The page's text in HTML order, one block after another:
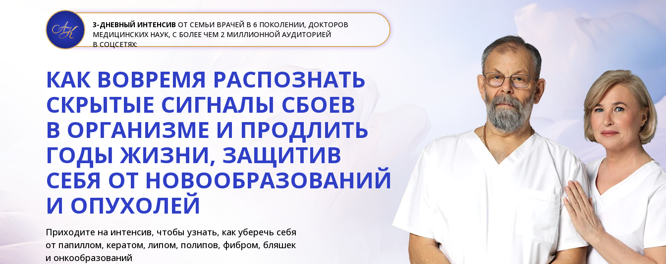
3-ДНЕВНЫЙ ИНТЕНСИВ ОТ СЕМЬИ ВРАЧЕЙ В 6 ПОКОЛЕНИИ, ДОКТОРОВ
МЕДИЦИНСКИХ НАУК, С БОЛЕЕ ЧЕМ 2 МИЛЛИОННОЙ АУДИТОРИЕЙ
В СОЦСЕТЯХ:
КАК ВОВРЕМЯ РАСПОЗНАТЬ
СКРЫТЫЕ СИГНАЛЫ СБОЕВ
В ОРГАНИЗМЕ И ПРОДЛИТЬ
ГОДЫ ЖИЗНИ, ЗАЩИТИВ
СЕБЯ ОТ НОВООБРАЗОВАНИЙ
И ОПУХОЛЕЙ
Приходите на интенсив, чтобы узнать, как уберечь себя
от папиллом, кератом, липом, полипов, фибром, бляшек
и онкообразований